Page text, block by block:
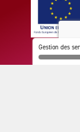
Gestion des